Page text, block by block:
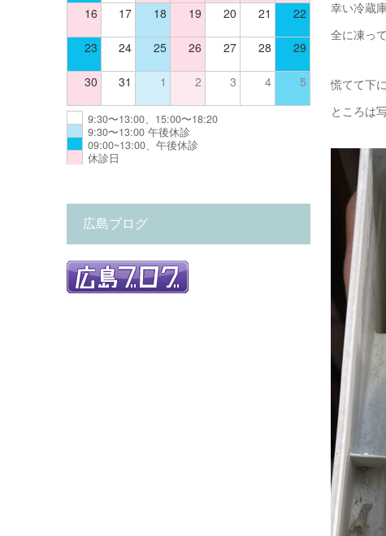
幸い冷蔵
全に凍っ
慌てて下
ところは
16 17 18 19 20 21 22
23 24 25 26 27 28 29
30 31 1 2 3 4 5
9:30〜13:00、15:00〜18:20
9:30〜13:00 午後休診
09:00~13:00、午後休診
休診日
広島ブログ